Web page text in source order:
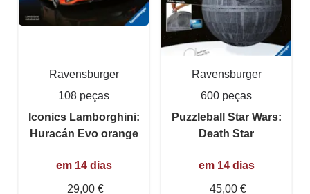
Ravensburger
108 peças
Iconics Lamborghini:
Huracán Evo orange
em 14 dias
29,00 €
Ravensburger
600 peças
Puzzleball Star Wars:
Death Star
em 14 dias
45,00 €